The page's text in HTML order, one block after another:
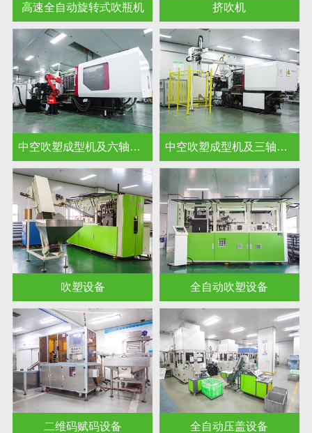
高速全自动旋转式吹瓶机 挤吹机
中空吹塑成型机及六轴取件机器人 中空吹塑成型机及三轴单臂单截伺服机械手
吹塑设备 全自动吹塑设备
二维码赋码设备 全自动压盖设备